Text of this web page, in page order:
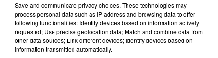
accessibilité et solidarité, l’association met en place
des événements culturels populaires, festifs et de
qualité, ouverts à tous, quels que soient l'âge ou les
moyens financiers.L’association
Save and communicate privacy choices. These technologies may
process personal data such as IP address and browsing data to offer
following functionalities: Identify devices based on information actively
requested; Use precise geolocation data; Match and combine data from
other data sources; Link different devices; Identify devices based on
information transmitted automatically.